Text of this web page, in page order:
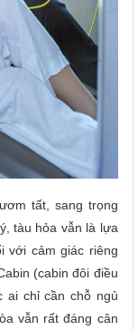
tất, sang trọng
tàu hỏa vẫn là lựa
với cảm giác riêng
(cabin đôi điều
ai chỉ cần chỗ ngủ
vẫn rất đáng cân